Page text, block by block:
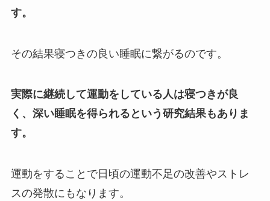
す。
その結果寝つきの良い睡眠に繋がるのです。
実際に継続して運動をしている人は寝つきが良
く、深い睡眠を得られるという研究結果もありま
す。
運動をすることで日頃の運動不足の改善やストレ
スの発散にもなります。